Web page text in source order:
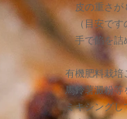
皮の重さが
（目安です
手で餡を詰
有機肥料栽培
馬鈴薯澱粉等
ミキシング